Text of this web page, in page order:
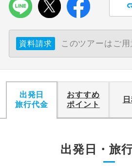
資料請求 このツアーはご
出発日
旅行代金
おすすめ
ポイント
出発日・旅